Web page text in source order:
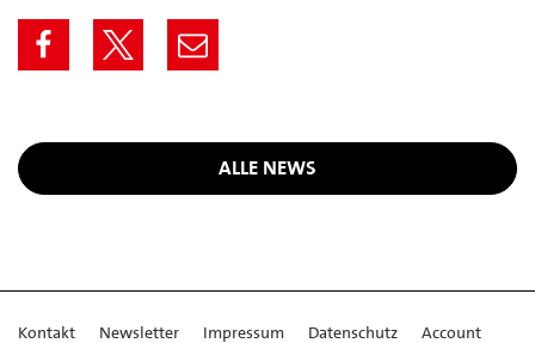
ALLE NEWS
Kontakt Newsletter Impressum Datenschutz Account